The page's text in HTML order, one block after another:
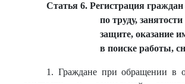
Статья 6. Регистрация граждан
по труду,
защите, оказание
в поиске работы,
1. Граждане при обращении в